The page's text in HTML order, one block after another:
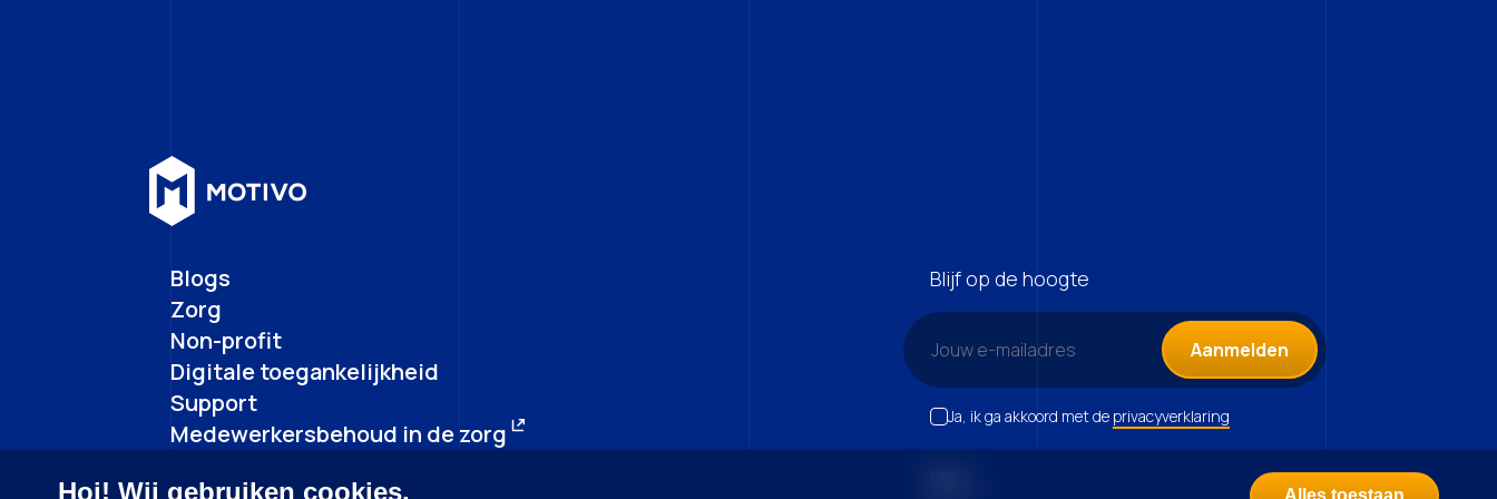
Blogs
Zorg
Non-profit
Digitale toegankelijkheid
Support
Medewerkersbehoud in de zorg
Blijf op de hoogte
Aanmelden
Ja, ik ga akkoord met de privacyverklaring
Hoi! Wij gebruiken cookies. Alles toestaan